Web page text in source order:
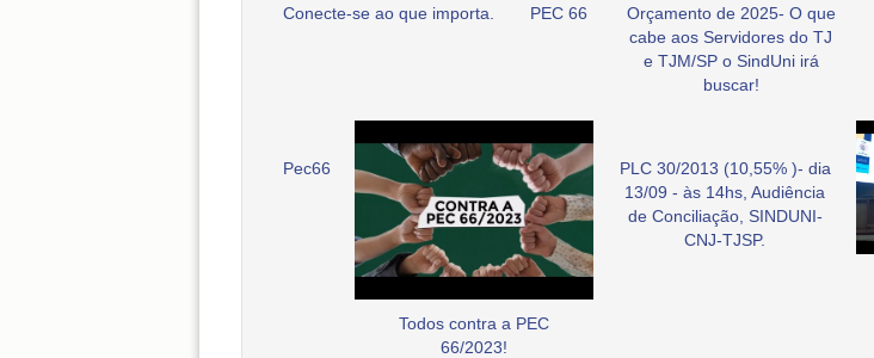
Conecte-se ao que importa. PEC 66
Orçamento de 2025- O que
cabe aos Servidores do TJ
e TJM/SP o SindUni irá
buscar!
Pec66
Todos contra a PEC
66/2023!
PLC 30/2013 (10,55% )- dia
13/09 - às 14hs, Audiência
de Conciliação, SINDUNI-
CNJ-TJSP.